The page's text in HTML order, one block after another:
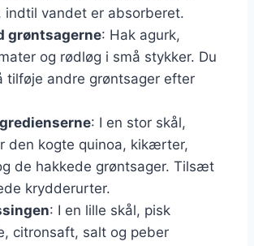
indtil vandet er absorberet.
grøntsagerne: Hak agurk,
og rødløg i små stykker. Du
tilføje andre grøntsager efter
: I en stor skål,
den kogte quinoa, kikærter,
de hakkede grøntsager. Tilsæt
krydderurter.
: I en lille skål, pisk
citronsaft, salt og peber